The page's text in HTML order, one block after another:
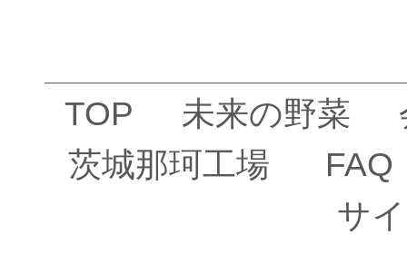
TOP 未来の野菜
茨城那珂工場
FAQ
サ